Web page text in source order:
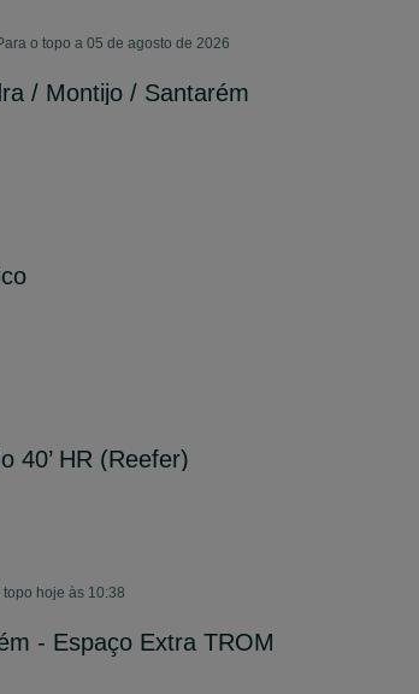
o topo a 05 de agosto de 2026
/ Montijo / Santarém
40’ HR (Reefer)
hoje às 10:38
- Espaço Extra TROM